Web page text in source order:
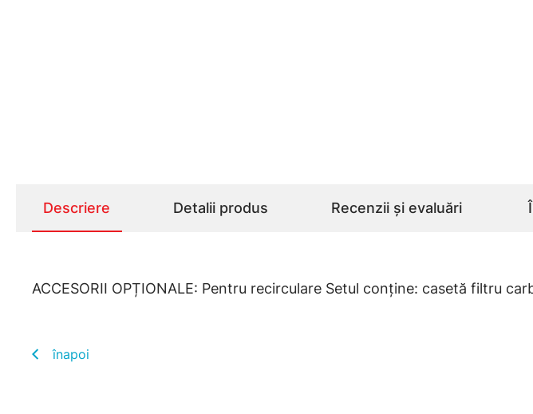
Descriere Detalii produs Recenzii și evaluări
ACCESORII OPȚIONALE: Pentru recirculare Setul conține: casetă filtru
înapoi